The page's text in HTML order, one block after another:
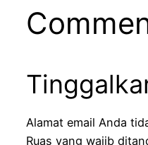
Alamat email Anda
Ruas yang wajib